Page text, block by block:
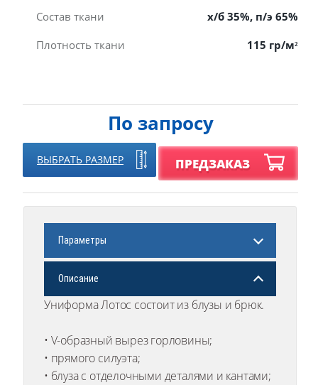
Состав ткани
х/б 35%, п/э 65%
Плотность ткани
115 гр/м²
По запросу
ВЫБРАТЬ РАЗМЕР ПРЕДЗАКАЗ
Параметры
Описание
Униформа Лотос состоит из блузы и брюк.
• V-образный вырез горловины;
• прямого силуэта;
• блуза с отделочными деталями и кантами;